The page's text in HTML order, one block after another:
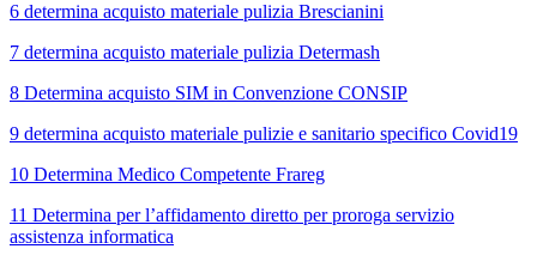
6 determina acquisto materiale pulizia Brescianini
7 determina acquisto materiale pulizia Determash
8 Determina acquisto SIM in Convenzione CONSIP
9 determina acquisto materiale pulizie e sanitario specifico Covid19
10 Determina Medico Competente Frareg
11 Determina per l’affidamento diretto per proroga servizio
assistenza informatica